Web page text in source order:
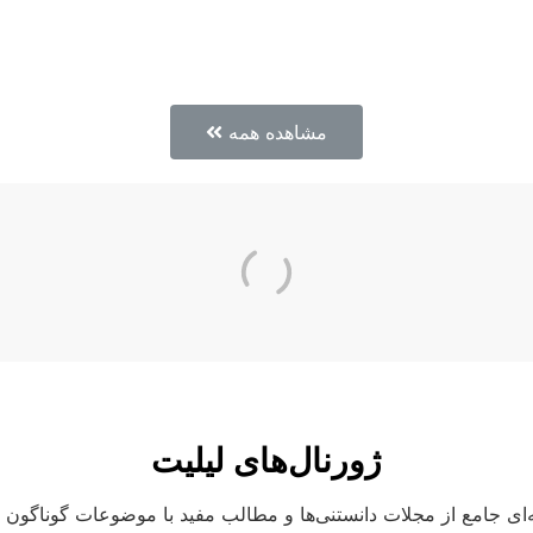
مشاهده همه
ژورنال‌های لیلیت
جامع از مجلات دانستنی‌ها و مطالب مفید با موضوعات گوناگون